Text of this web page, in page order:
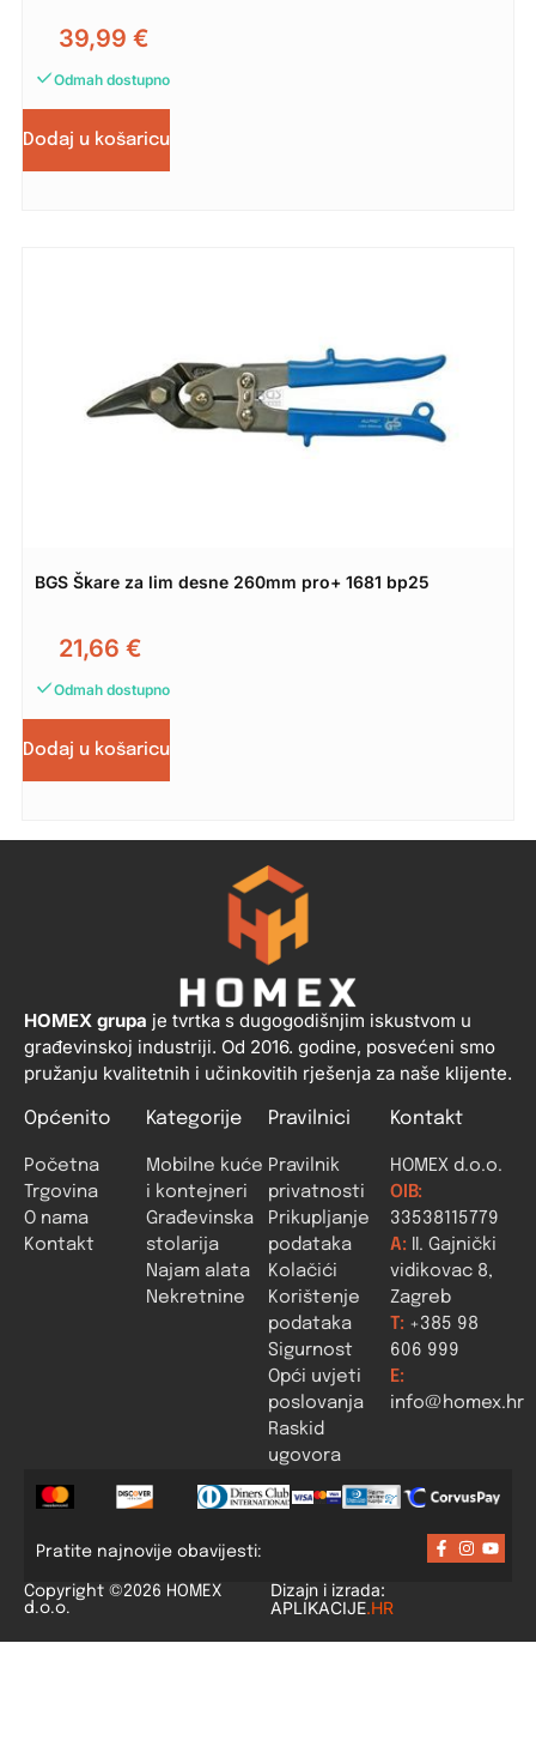
39,99 €
Odmah dostupno
Dodaj u košaricu
BGS Škare za lim desne 260mm pro+ 1681 bp25
21,66 €
Odmah dostupno
Dodaj u košaricu
HOMEX grupa je tvrtka s dugogodišnjim iskustvom u
građevinskoj industriji. Od 2016. godine, posvećeni smo
pružanju kvalitetnih i učinkovitih rješenja za naše klijente.
Općenito
Početna
Trgovina
O nama
Kontakt
Kategorije
Mobilne kuće
i kontejneri
Građevinska
stolarija
Najam alata
Nekretnine
Pravilnici
Pravilnik
privatnosti
Prikupljanje
podataka
Kolačići
Korištenje
podataka
Sigurnost
Opći uvjeti
poslovanja
Raskid
ugovora
Kontakt
HOMEX d.o.o.
OIB:
33538115779
A: II. Gajnički
vidikovac 8,
Zagreb
T: +385 98
606 999
E:
info@homex.hr
Pratite najnovije obavijesti:
Copyright ©2026 HOMEX
d.o.o.
Dizajn i izrada:
APLIKACIJE.HR